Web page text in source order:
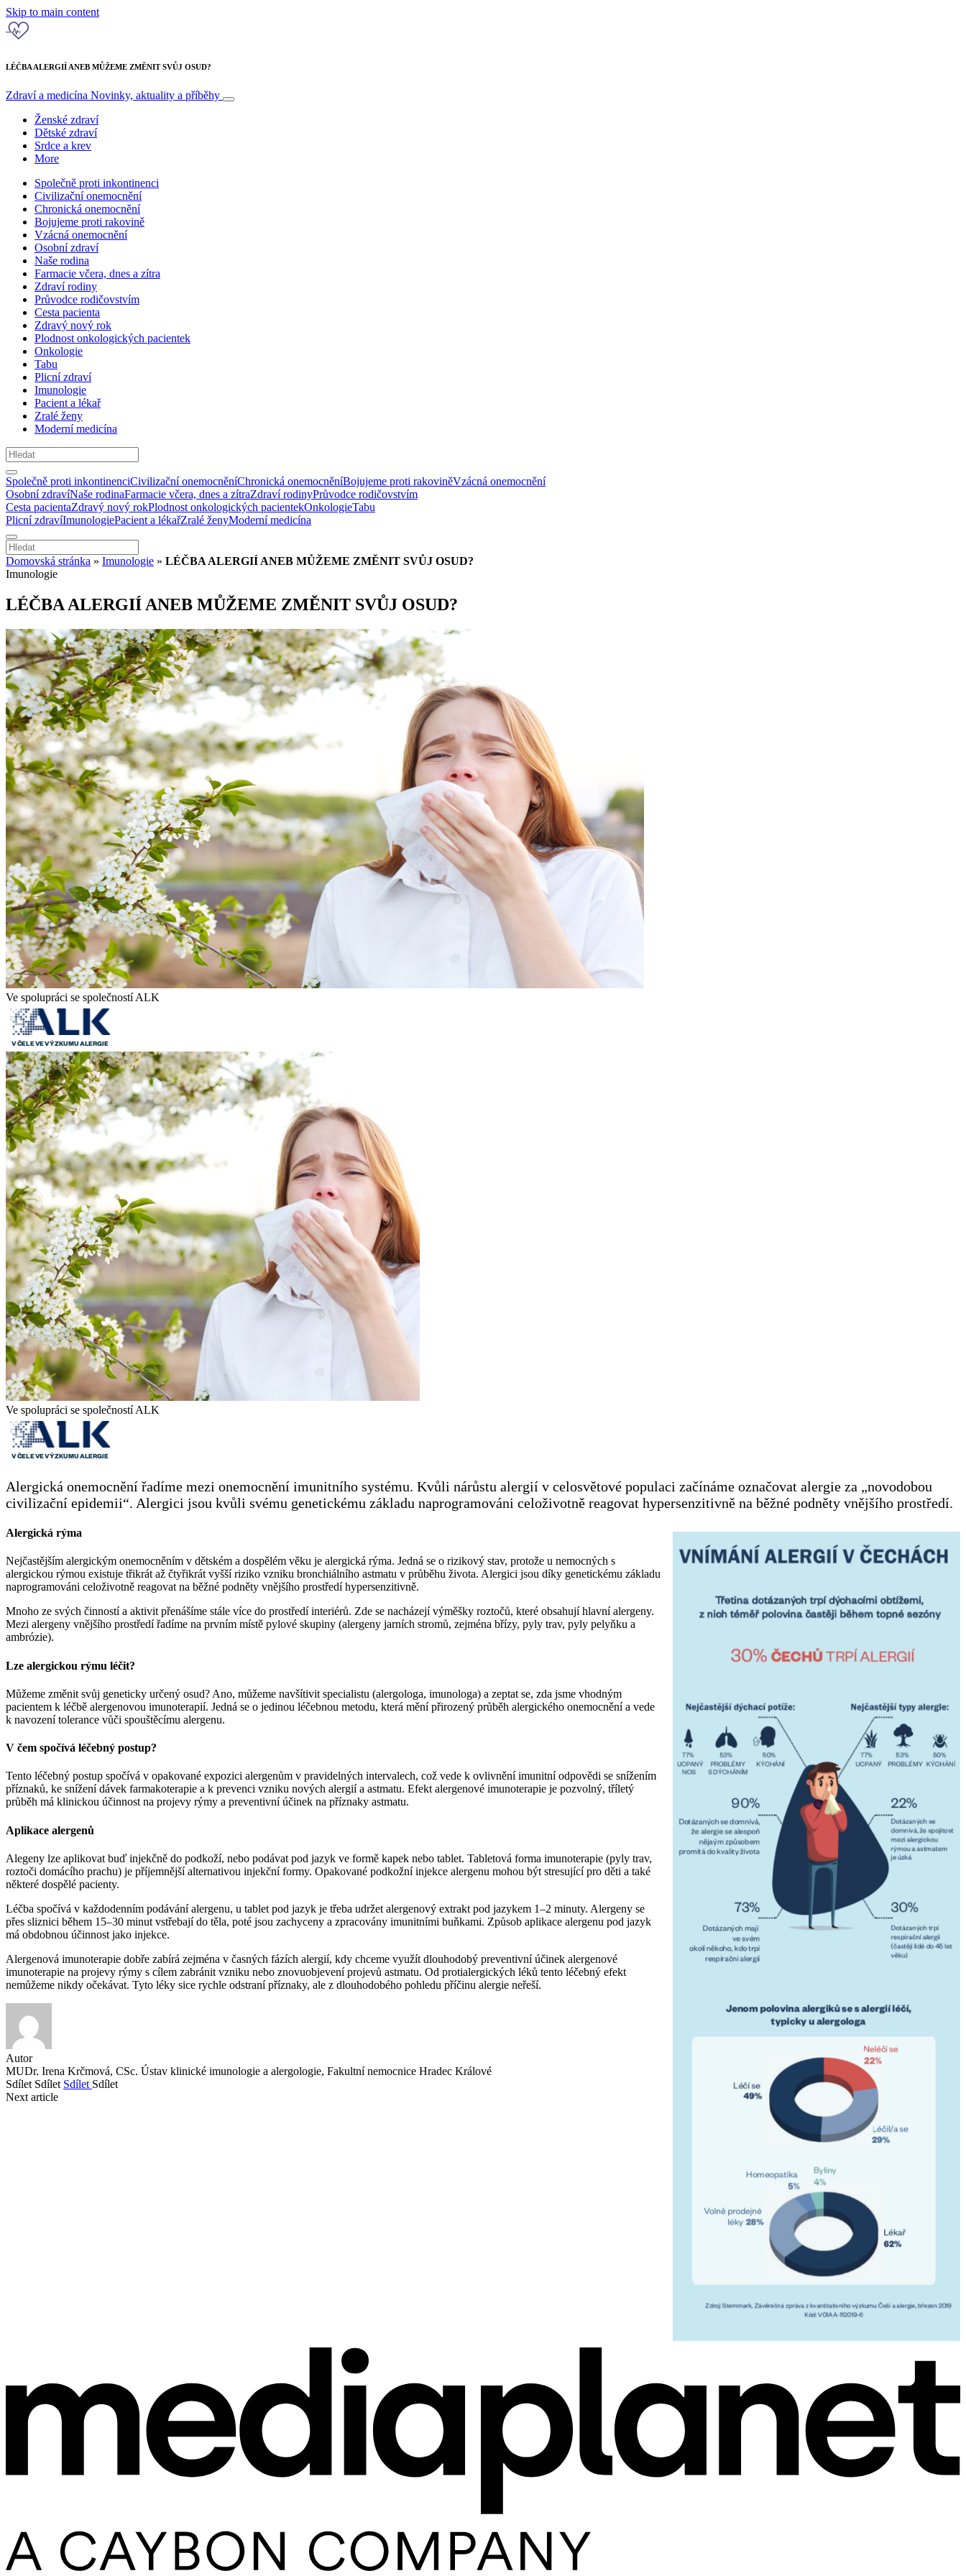
Skip to main content
LÉČBA ALERGIÍ ANEB MŮŽEME ZMĚNIT SVŮJ OSUD?
Zdraví a medicína Novinky, aktuality a příběhy
Ženské zdraví
Dětské zdraví
Srdce a krev
More
Společně proti inkontinenci
Civilizační onemocnění
Chronická onemocnění
Bojujeme proti rakovině
Vzácná onemocnění
Osobní zdraví
Naše rodina
Farmacie včera, dnes a zítra
Zdraví rodiny
Průvodce rodičovstvím
Cesta pacienta
Zdravý nový rok
Plodnost onkologických pacientek
Onkologie
Tabu
Plicní zdraví
Imunologie
Pacient a lékař
Zralé ženy
Moderní medicína
Společně proti inkontinenciCivilizační onemocněníChronická onemocněníBojujeme proti rakoviněVzácná onemocnění
Osobní zdravíNaše rodinaFarmacie včera, dnes a zítraZdraví rodinyPrůvodce rodičovstvím
Cesta pacientaZdravý nový rokPlodnost onkologických pacientekOnkologieTabu
Plicní zdravíImunologiePacient a lékařZralé ženyModerní medicína
Domovská stránka » Imunologie » LÉČBA ALERGIÍ ANEB MŮŽEME ZMĚNIT SVŮJ OSUD?
Imunologie
LÉČBA ALERGIÍ ANEB MŮŽEME ZMĚNIT SVŮJ OSUD?
Ve spolupráci se společností ALK
Ve spolupráci se společností ALK
Alergická onemocnění řadíme mezi onemocnění imunitního systému. Kvůli nárůstu alergií v celosvětové populaci začínáme označovat alergie za „novodobou
civilizační epidemii“. Alergici jsou kvůli svému genetickému základu naprogramováni celoživotně reagovat hypersenzitivně na běžné podněty vnějšího prostředí.
Alergická rýma
Nejčastějším alergickým onemocněním v dětském a dospělém věku je alergická rýma. Jedná se o rizikový stav, protože u nemocných s
alergickou rýmou existuje třikrát až čtyřikrát vyšší riziko vzniku bronchiálního astmatu v průběhu života. Alergici jsou díky genetickému základu
naprogramováni celoživotně reagovat na běžné podněty vnějšího prostředí hypersenzitivně.
Mnoho ze svých činností a aktivit přenášíme stále více do prostředí interiérů. Zde se nacházejí výměšky roztočů, které obsahují hlavní alergeny.
Mezi alergeny vnějšího prostředí řadíme na prvním místě pylové skupiny (alergeny jarních stromů, zejména břízy, pyly trav, pyly pelyňku a
ambrózie).
Lze alergickou rýmu léčit?
Můžeme změnit svůj geneticky určený osud? Ano, můžeme navšítivit specialistu (alergologa, imunologa) a zeptat se, zda jsme vhodným
pacientem k léčbě alergenovou imunoterapií. Jedná se o jedinou léčebnou metodu, která mění přirozený průběh alergického onemocnění a vede
k navození tolerance vůči spouštěcímu alergenu.
V čem spočívá léčebný postup?
Tento léčebný postup spočívá v opakované expozici alergenům v pravidelných intervalech, což vede k ovlivnění imunitní odpovědi se snížením
příznaků, ke snížení dávek farmakoterapie a k prevenci vzniku nových alergií a astmatu. Efekt alergenové imunoterapie je pozvolný, tříletý
průběh má klinickou účinnost na projevy rýmy a preventivní účinek na příznaky astmatu.
Aplikace alergenů
Alegeny lze aplikovat buď injekčně do podkoží, nebo podávat pod jazyk ve formě kapek nebo tablet. Tabletová forma imunoterapie (pyly trav,
roztoči domácího prachu) je příjemnější alternativou injekční formy. Opakované podkožní injekce alergenu mohou být stresující pro děti a také
některé dospělé pacienty.
Léčba spočívá v každodenním podávání alergenu, u tablet pod jazyk je třeba udržet alergenový extrakt pod jazykem 1–2 minuty. Alergeny se
přes sliznici během 15–30 minut vstřebají do těla, poté jsou zachyceny a zpracovány imunitními buňkami. Způsob aplikace alergenu pod jazyk
má obdobnou účinnost jako injekce.
Alergenová imunoterapie dobře zabírá zejména v časných fázích alergií, kdy chceme využít dlouhodobý preventivní účinek alergenové
imunoterapie na projevy rýmy s cílem zabránit vzniku nebo znovuobjevení projevů astmatu. Od protialergických léků tento léčebný efekt
nemůžeme nikdy očekávat. Tyto léky sice rychle odstraní příznaky, ale z dlouhodobého pohledu příčinu alergie neřeší.
Autor
MUDr. Irena Krčmová, CSc. Ústav klinické imunologie a alergologie, Fakultní nemocnice Hradec Králové
Sdílet Sdílet Sdílet Sdílet
Next article